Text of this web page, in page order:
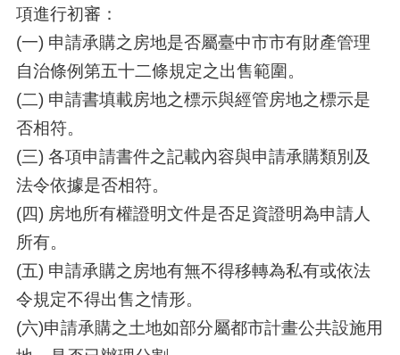
項進行初審：
(一) 申請承購之房地是否屬臺中市市有財產管理
自治條例第五十二條規定之出售範圍。
(二) 申請書填載房地之標示與經管房地之標示是
否相符。
(三) 各項申請書件之記載內容與申請承購類別及
法令依據是否相符。
(四) 房地所有權證明文件是否足資證明為申請人
所有。
(五) 申請承購之房地有無不得移轉為私有或依法
令規定不得出售之情形。
(六)申請承購之土地如部分屬都市計畫公共設施用